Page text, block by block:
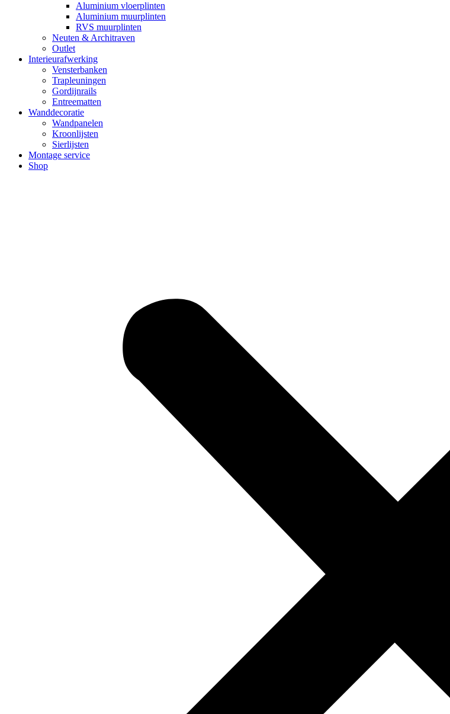
Aluminium vloerplinten
Aluminium muurplinten
RVS muurplinten
Neuten & Architraven
Outlet
Interieurafwerking
Vensterbanken
Trapleuningen
Gordijnrails
Entreematten
Wanddecoratie
Wandpanelen
Kroonlijsten
Sierlijsten
Montage service
Shop